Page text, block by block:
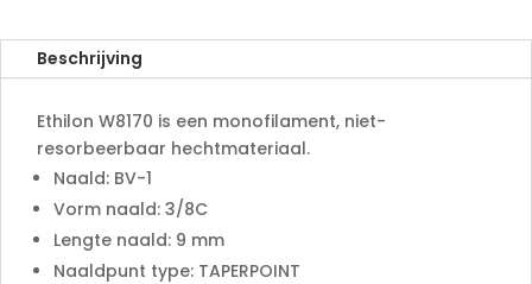
a
t
Beschrijving
Ethilon W8170 is een monofilament, niet-
resorbeerbaar hechtmateriaal.
Naald: BV-1
Vorm naald: 3/8C
Lengte naald: 9 mm
Naaldpunt type: TAPERPOINT